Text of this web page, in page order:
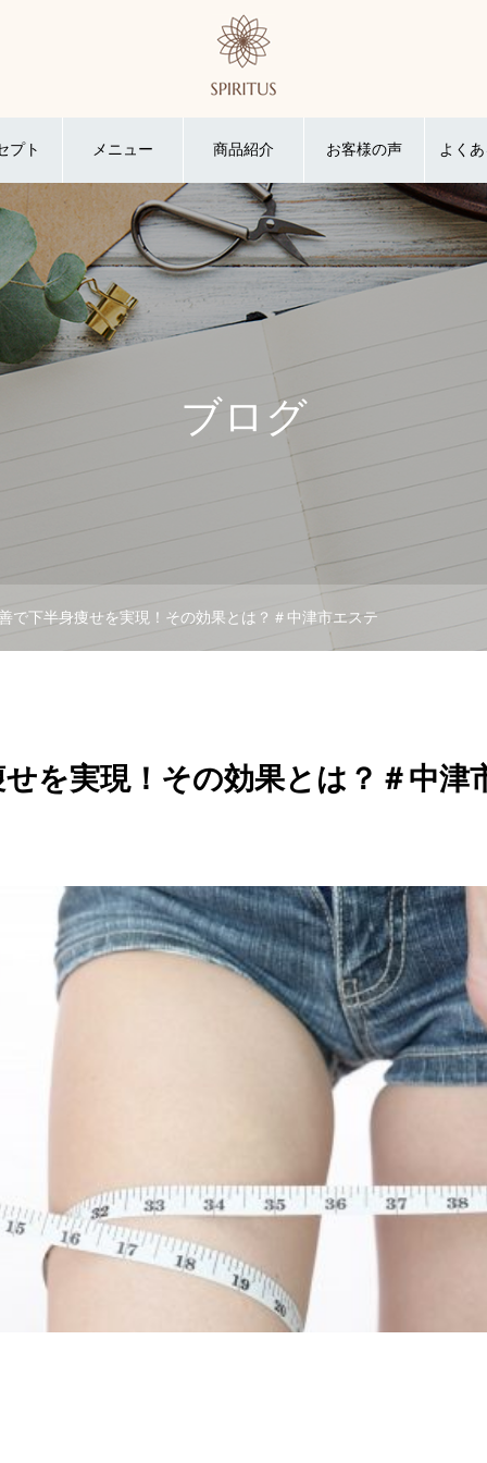
プト メニュー 商品紹介 お客様の声 よく
ブログ
で下半身痩せを実現！その効果とは？＃中津市エステ
を実現！その効果とは？＃中津